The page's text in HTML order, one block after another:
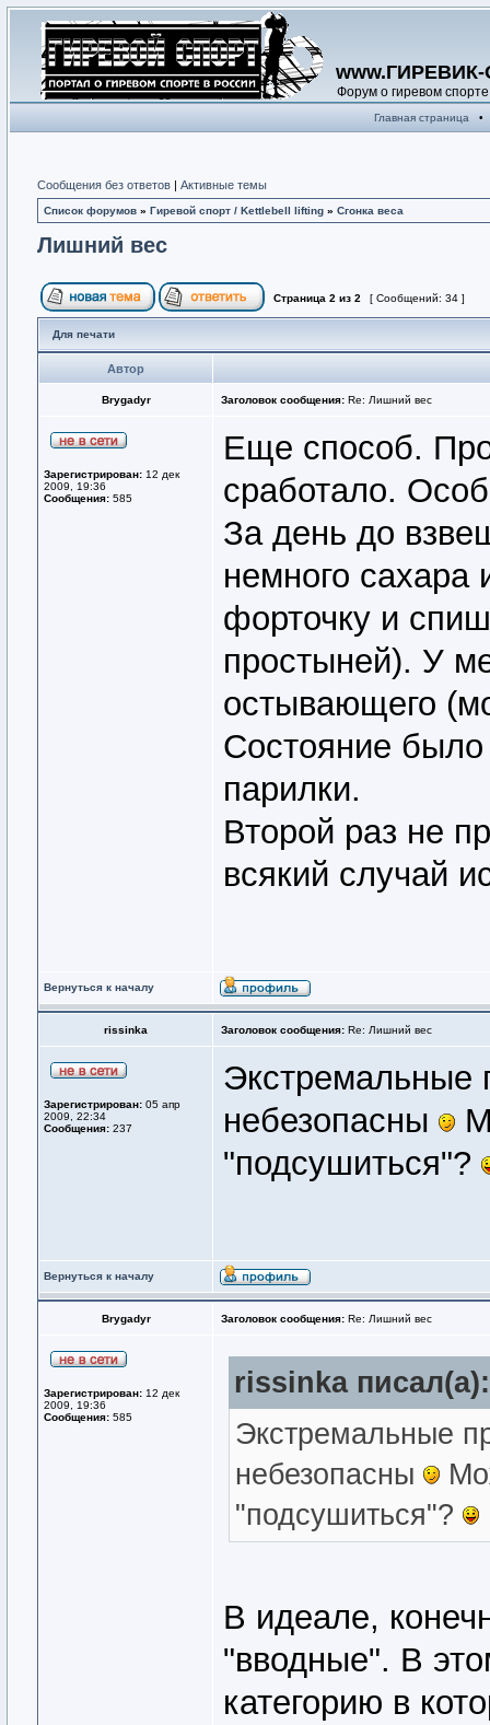
Форум о гиревом спорте
Главная страница •
Сообщения без ответов | Активные темы
Список форумов » Гиревой спорт / Kettlebell lifting » Сгонка веса
Лишний вес
Страница 2 из 2 [ Сообщений: 34 ]
Для печати
Автор
Brygadyr Заголовок сообщения: Re: Лишний вес
Зарегистрирован: 12 дек
2009, 19:36
Сообщения: 585
Еще способ.
сработало.
За день до
немного
форточку и
простыней). У
остывающего
Состояние
парилки.
Второй раз не
всякий случай
Вернуться к началу
rissinka Заголовок сообщения: Re: Лишний вес
Зарегистрирован: 05 апр
2009, 22:34
Сообщения: 237
Экстремальные
небезопасны
"подсушиться"?
Вернуться к началу
Brygadyr Заголовок сообщения: Re: Лишний вес
Зарегистрирован: 12 дек
2009, 19:36
Сообщения: 585
rissinka писал(а):
Экстремальные
небезопасны
"подсушиться"?
В идеале,
"вводные". В
категорию в